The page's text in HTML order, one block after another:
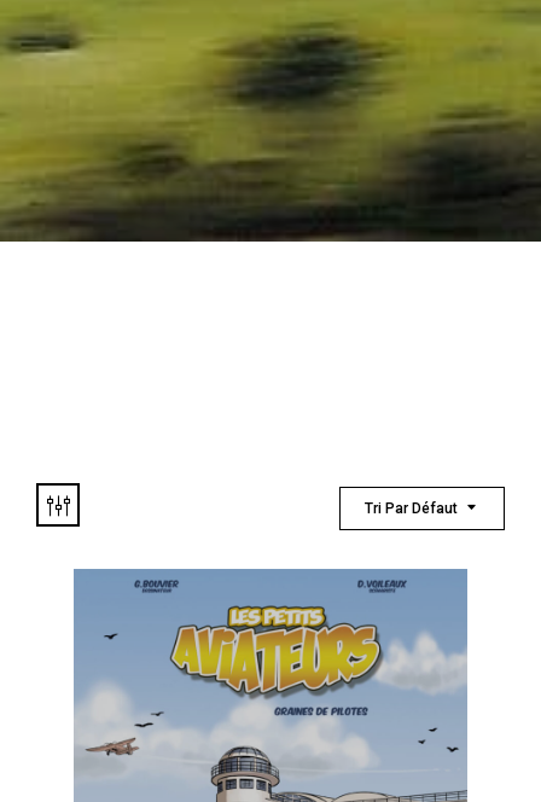
Tri Par Défaut